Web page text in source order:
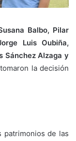
Balbo, Pilar
Luis Oubiña,
Sánchez Alzaga y
la decisión
patrimonios de las